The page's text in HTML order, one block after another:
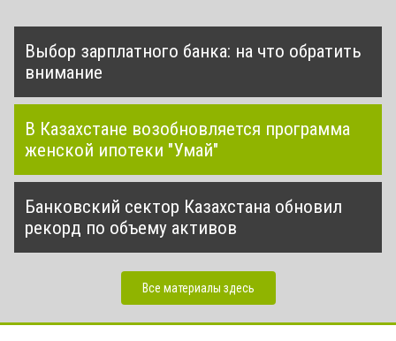
Выбор зарплатного банка: на что обратить
внимание
В Казахстане возобновляется программа
женской ипотеки "Умай"
Банковский сектор Казахстана обновил
рекорд по объему активов
Все материалы здесь